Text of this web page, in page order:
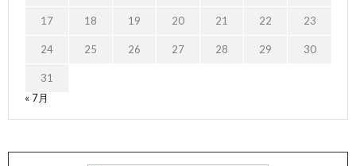
17 18 19 20 21 22 23
24 25 26 27 28 29 30
31
« 7月